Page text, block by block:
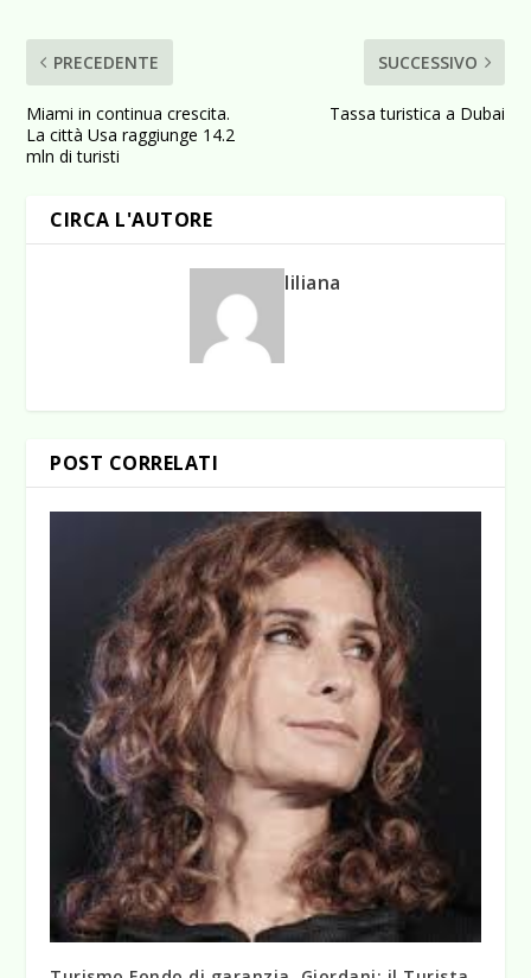
PRECEDENTE
Miami in continua crescita.
La città Usa raggiunge 14.2
mln di turisti
SUCCESSIVO
Tassa turistica a Dubai
CIRCA L'AUTORE
liliana
POST CORRELATI